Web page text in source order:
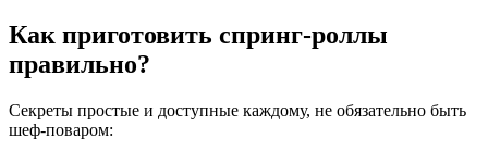
Как приготовить спринг-роллы
правильно?
Секреты простые и доступные каждому, не обязательно быть
шеф-поваром: